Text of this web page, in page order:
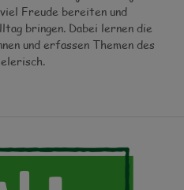
Freude bereiten und
bringen. Dabei lernen die
und erfassen Themen des